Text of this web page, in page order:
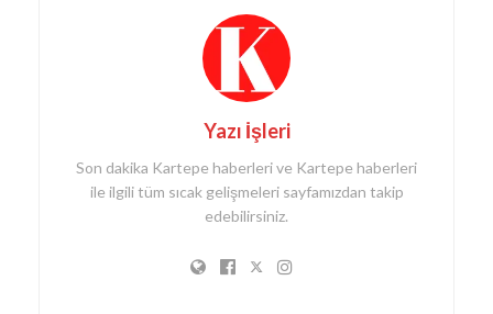
Yazı İşleri
Son dakika Kartepe haberleri ve Kartepe haberleri
ile ilgili tüm sıcak gelişmeleri sayfamızdan takip
edebilirsiniz.